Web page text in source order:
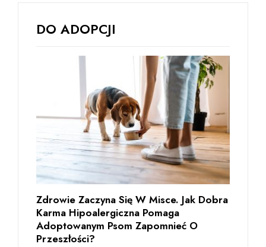
DO ADOPCJI
Zdrowie Zaczyna Się W Misce. Jak Dobra
Karma Hipoalergiczna Pomaga
Adoptowanym Psom Zapomnieć O
Przeszłości?